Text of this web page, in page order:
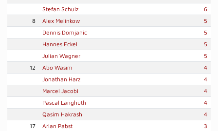
Stefan Schulz
6
8
Alex Melinkow
5
Dennis Domjanic
5
Hannes Eckel
5
Julian Wagner
5
12
Abo Wasim
4
Jonathan Harz
4
Marcel Jacobi
4
Pascal Langhuth
4
Qasim Hakrash
4
17
Arian Pabst
3